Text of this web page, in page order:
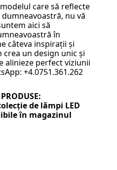
care să reflecte
nu vă
aici să
în
câteva inspirații și
un design unic și
alinieze perfect viziunii
+4.0751.361.262
de lămpi LED
în magazinul